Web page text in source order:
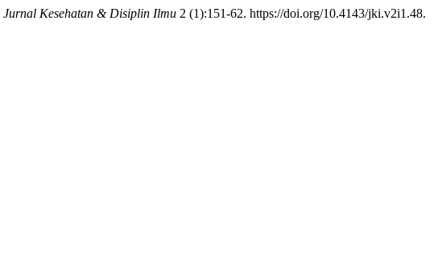
Jurnal Kesehatan & Disiplin Ilmu 2 (1):151-62. https://doi.org/10.4143/jki.v2i1.48.